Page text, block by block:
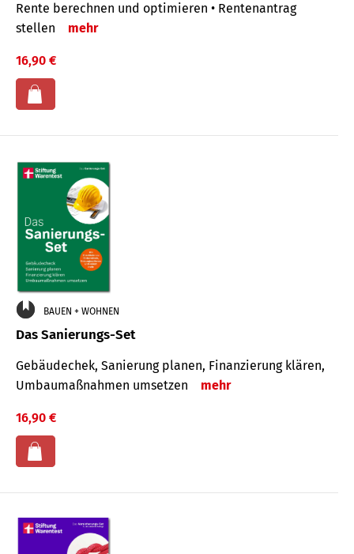
Rente berechnen und optimieren • Rentenantrag
stellen
mehr
16,90 €
BAUEN + WOHNEN
Das Sanierungs-Set
Gebäudechek, Sanierung planen, Finanzierung klären,
Umbaumaßnahmen umsetzen
mehr
16,90 €